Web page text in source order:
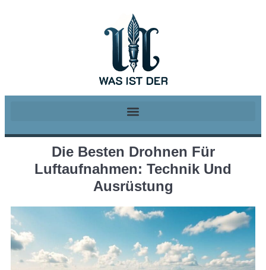
Die Besten Drohnen Für
Luftaufnahmen: Technik Und
Ausrüstung